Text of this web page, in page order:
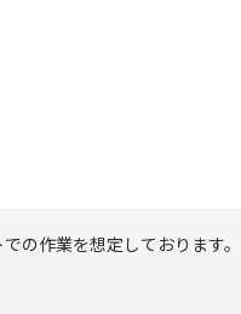
の作業を想定しております。